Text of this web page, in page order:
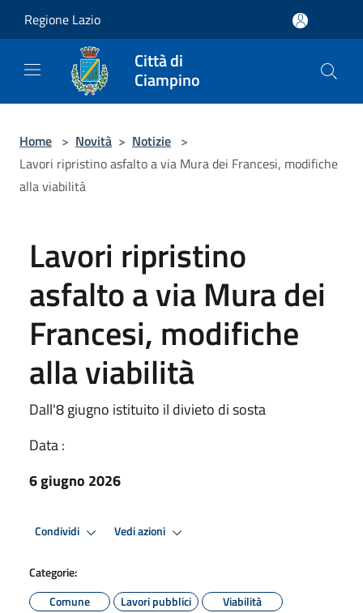
Regione Lazio
Città di
Ciampino
Home > Novità > Notizie >
Lavori ripristino asfalto a via Mura dei Francesi, modifiche
alla viabilità
Lavori ripristino
asfalto a via Mura dei
Francesi, modifiche
alla viabilità
Dall'8 giugno istituito il divieto di sosta
Data :
6 giugno 2026
Condividi Vedi azioni
Categorie:
Comune
Lavori pubblici Viabilità